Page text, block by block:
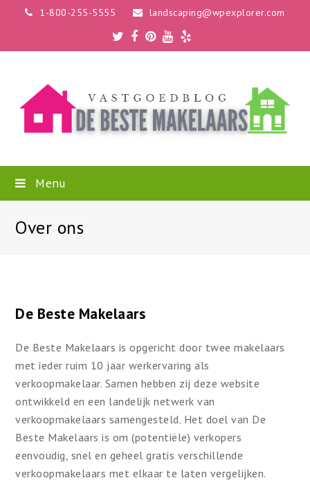
1-800-255-5555 landscaping@wpexplorer.com
Twitter
Facebook
Pinterest
Youtube
Menu
Over ons
De Beste Makelaars
De Beste Makelaars is opgericht door twee makelaars
met ieder ruim 10 jaar werkervaring als
verkoopmakelaar. Samen hebben zij deze website
ontwikkeld en een landelijk netwerk van
verkoopmakelaars samengesteld. Het doel van De
Beste Makelaars is om (potentiële) verkopers
eenvoudig, snel en geheel gratis verschillende
verkoopmakelaars met elkaar te laten vergelijken.